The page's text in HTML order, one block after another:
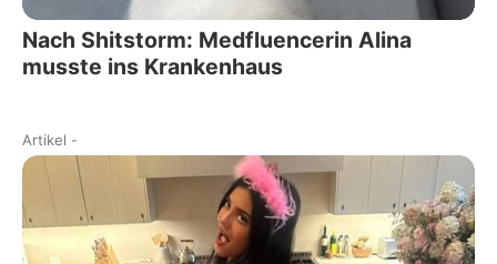
Nach Shitstorm: Medfluencerin Alina
musste ins Krankenhaus
Artikel -